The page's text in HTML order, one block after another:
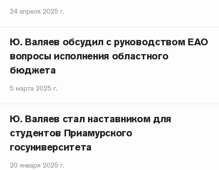
24 апреля 2025 г.
Ю. Валяев обсудил с руководством ЕАО
вопросы исполнения областного
бюджета
5 марта 2025 г.
Ю. Валяев стал наставником для
студентов Приамурского
госуниверситета
20 января 2025 г.